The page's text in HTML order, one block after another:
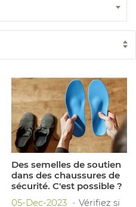
Des semelles de soutien
dans des chaussures de
sécurité. C'est possible ?
05-Dec-2023
Vérifiez si